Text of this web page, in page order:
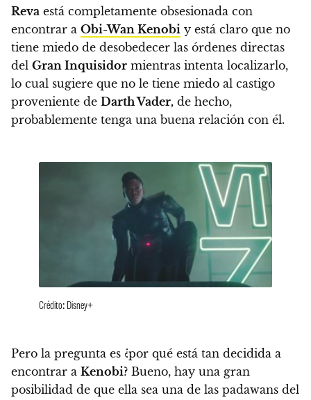
Reva está completamente obsesionada con
encontrar a Obi-Wan Kenobi y está claro que no
tiene miedo de desobedecer las órdenes directas
del Gran Inquisidor mientras intenta localizarlo,
lo cual sugiere que no le tiene miedo al castigo
proveniente de Darth Vader, de hecho,
probablemente tenga una buena relación con él.
Crédito: Disney+
Pero la pregunta es ¿por qué está tan decidida a
encontrar a Kenobi? Bueno, hay una gran
posibilidad de que ella sea una de las padawans del